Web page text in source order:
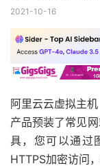
2021-10-16
阿里云云虚拟主
产品预装了常见
具，您可以通过
HTTPS加密访问